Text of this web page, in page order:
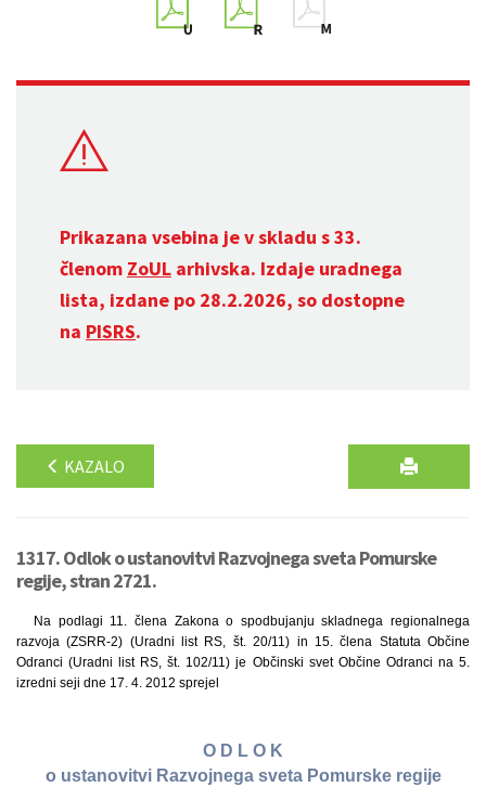
Prikazana vsebina je v skladu s 33.
členom ZoUL arhivska. Izdaje uradnega
lista, izdane po 28.2.2026, so dostopne
na PISRS.
KAZALO
1317. Odlok o ustanovitvi Razvojnega sveta Pomurske
regije, stran 2721.
Na podlagi 11. člena Zakona o spodbujanju skladnega regionalnega
razvoja (ZSRR-2) (Uradni list RS, št. 20/11) in 15. člena Statuta Občine
Odranci (Uradni list RS, št. 102/11) je Občinski svet Občine Odranci na 5.
izredni seji dne 17. 4. 2012 sprejel
O D L O K
o ustanovitvi Razvojnega sveta Pomurske regije